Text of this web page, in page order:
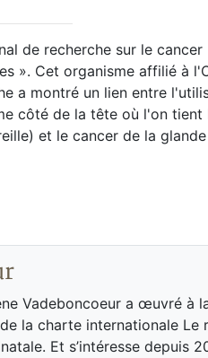
de recherche sur le
». Cet organisme affilié à
a montré un lien entre
côté de la tête où l'on
et le cancer de la
Vadeboncoeur a œuvré à
la charte internationale
Et s’intéresse depuis